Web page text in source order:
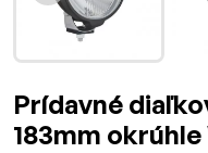
Prídavné
183mm okrúhle